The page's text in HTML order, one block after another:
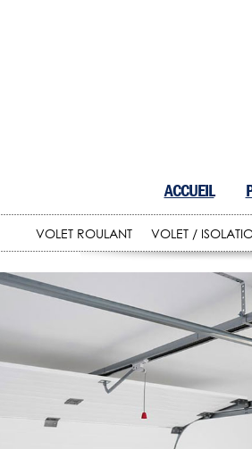
ACCUEIL
VOLET ROULANT VOLET /